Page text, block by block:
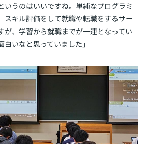
いうのはいいですね。単純なプログラミ
スキル評価をして就職や転職をするサー
が、学習から就職までが一連となってい
いなと思っていました」